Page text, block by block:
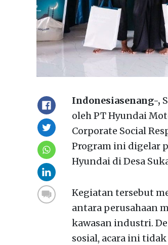
Indonesiasenang-,
oleh PT Hyundai
Corporate Social
Program ini digelar
Hyundai di Desa
Kegiatan tersebut
antara perusahaan
kawasan industri.
sosial, acara ini